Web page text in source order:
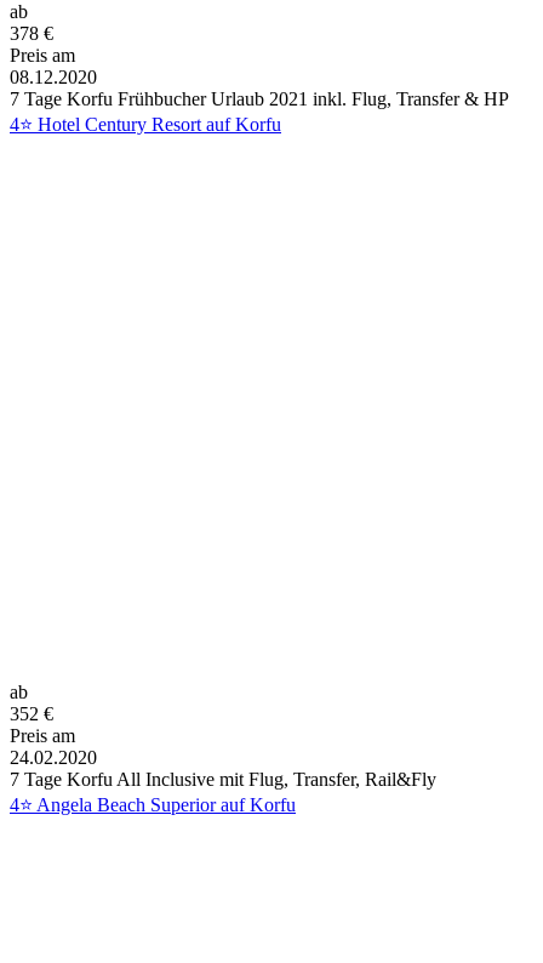
ab
378 €
Preis am
08.12.2020
7 Tage Korfu Frühbucher Urlaub 2021 inkl. Flug, Transfer & HP
4⭐ Hotel Century Resort auf Korfu
ab
352 €
Preis am
24.02.2020
7 Tage Korfu All Inclusive mit Flug, Transfer, Rail&Fly
4⭐ Angela Beach Superior auf Korfu